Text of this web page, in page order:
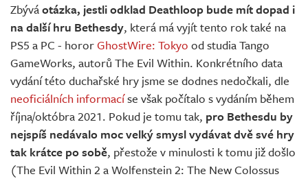
Zbýváotázka, jestli odklad Deathloop bude mít dopad i
na další hru Bethesdy, která má vyjít tento rok také na
PS5 a PC - hororGhostWire: Tokyo od studia Tango
GameWorks, autorů The Evil Within. Konkrétního data
vydání této duchařské hry jsme se dodnes nedočkali, dle
neoficiálních informacíse však počítalo s vydáním během
října/októbra 2021. Pokud je tomu tak, pro Bethesdu by
nejspíš nedávalo moc velký smysl vydávat dvě své hry
tak krátce po sobě, přestože v minulosti k tomu již došlo
(The Evil Within 2 a Wolfenstein 2: The New Colossus